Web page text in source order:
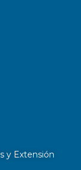
y Extensión